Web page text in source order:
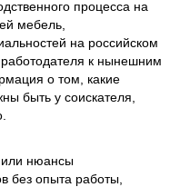
процесса на
мебель,
на российском
к нынешним
о том, какие
быть у соискателя,
нюансы
без опыта работы,